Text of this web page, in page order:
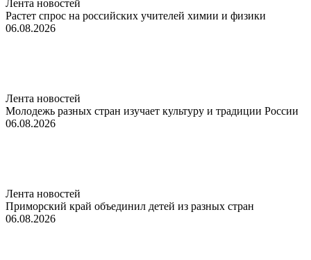
Лента новостей
Растет спрос на российских учителей химии и физики
06.08.2026
Лента новостей
Молодежь разных стран изучает культуру и традиции России
06.08.2026
Лента новостей
Приморский край объединил детей из разных стран
06.08.2026